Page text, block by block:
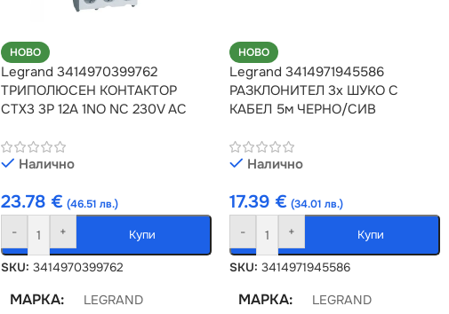
НОВО
Legrand 3414970399762
ТРИПОЛЮСЕН КОНТАКТОР
CТX3 3Р 12А 1NO NC 230V AC
Налично
23.78 € (46.51 лв.)
- + Купи
SKU:3414970399762
МАРКА LEGRAND
НОВО
Legrand 3414971945586
РАЗКЛОНИТЕЛ 3х ШУКО С
КАБЕЛ 5м ЧЕРНО/СИВ
Налично
17.39 € (34.01 лв.)
- + Купи
SKU:3414971945586
МАРКА LEGRAND